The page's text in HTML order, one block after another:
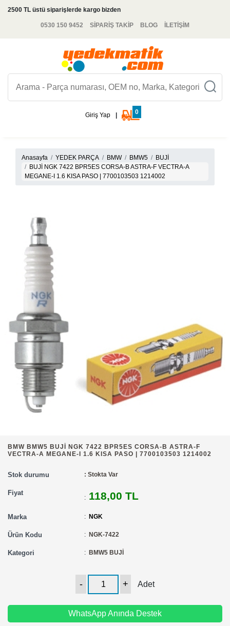
2500 TL üstü siparişlerde kargo bizden
0530 150 9452 SİPARİŞ TAKİP BLOG İLETİŞİM
Giriş Yap 0
Anasayfa YEDEK PARÇA BMW BMW5
BUJİ
BUJİ NGK 7422 BPR5ES CORSA-B ASTRA-F VECTRA-A
MEGANE-I 1.6 KISA PASO | 7700103503 1214002
BMW BMW5 BUJİ NGK 7422 BPR5ES CORSA-B ASTRA-F
VECTRA-A MEGANE-I 1.6 KISA PASO | 7700103503 1214002
Stok durumu : Stokta Var
Fiyat
: 118,00 TL
Marka : NGK
Ürün Kodu : NGK-7422
Kategori : BMW5 BUJİ
Adet
WhatsApp Anında Destek